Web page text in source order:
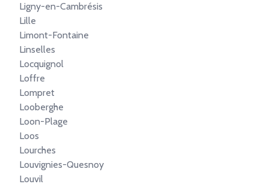
Ligny-en-Cambrésis
Lille
Limont-Fontaine
Linselles
Locquignol
Loffre
Lompret
Looberghe
Loon-Plage
Loos
Lourches
Louvignies-Quesnoy
Louvil